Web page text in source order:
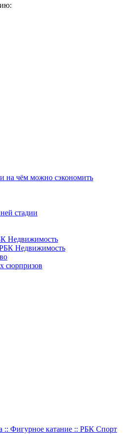
на чём можно сэкономить
стадии
Недвижимость
РБК Недвижимость
сюрпризов
:: Фигурное катание :: РБК Спорт